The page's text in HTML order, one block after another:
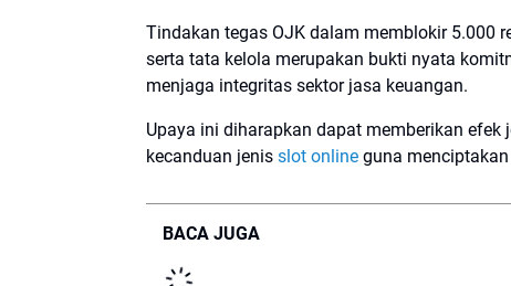
Tindakan tegas OJK dalam memblokir 5.000
serta tata kelola merupakan bukti nyata
menjaga integritas sektor jasa keuangan.
Upaya ini diharapkan dapat memberikan
kecanduan jenis slot online guna
BACA JUGA